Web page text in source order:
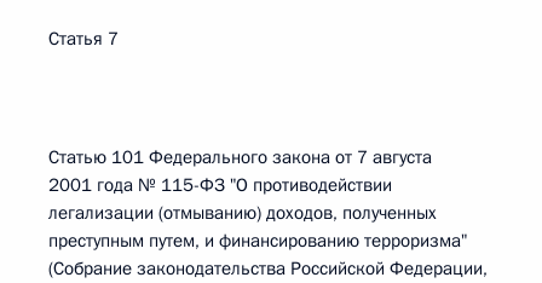
Статья 7
Статью 101 Федерального закона от 7 августа
2001 года № 115-ФЗ "О противодействии
легализации (отмыванию) доходов, полученных
преступным путем, и финансированию терроризма"
(Собрание законодательства Российской Федерации,